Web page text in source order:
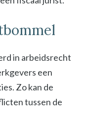
in arbeidsrecht
een
Zo kan de
tussen de